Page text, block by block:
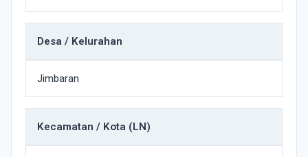
Desa / Kelurahan
Jimbaran
Kecamatan / Kota (LN)